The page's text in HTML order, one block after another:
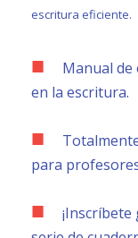
escritura eficiente.
Manual de
en la escritura.
para